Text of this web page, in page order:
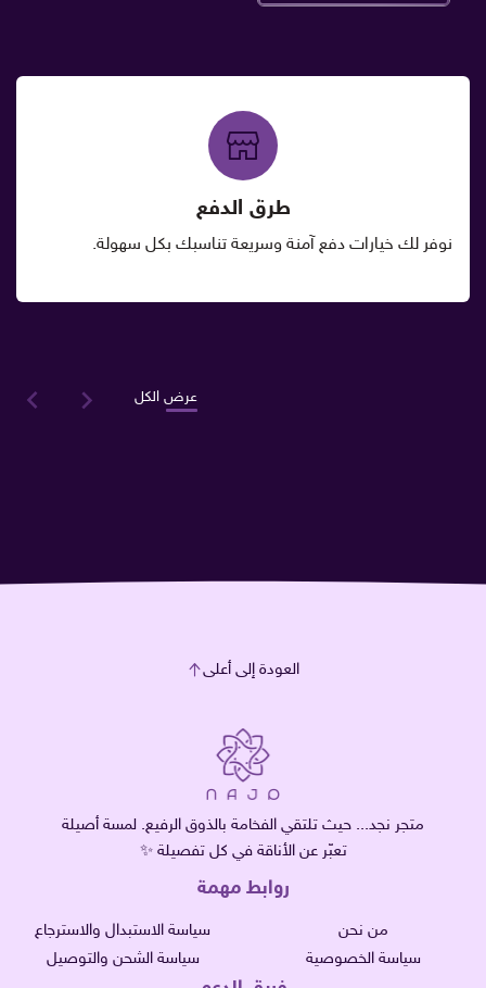
طرق الدفع
نوفر لك خيارات دفع آمنة وسريعة تناسبك بكل سهولة.
عرض الكل
العودة إلى أعلى
متجر نجد... حيث تلتقي الفخامة بالذوق الرفيع. لمسة أصيلة
تعبّر عن الأناقة في كل تفصيلة ✨
روابط مهمة
من نحن
سياسة الخصوصية
سياسة الاستبدال والاسترجاع
سياسة الشحن والتوصيل